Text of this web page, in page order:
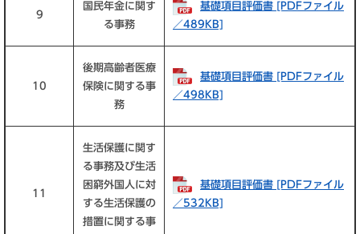
9
国民年金に関す
る事務
基礎項目評価書 [PDFファイル
／489KB]
10
後期高齢者医療
保険に関する事
務
基礎項目評価書 [PDFファイル
／498KB]
11
生活保護に関す
る事務及び生活
困窮外国人に対
する生活保護の
措置に関する事
基礎項目評価書 [PDFファイル
／532KB]